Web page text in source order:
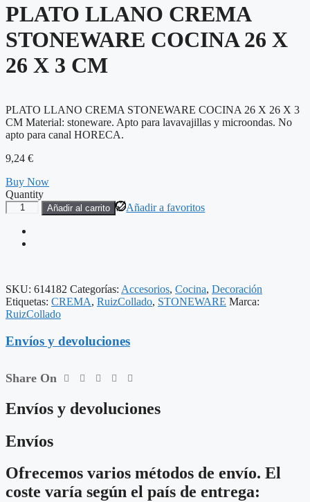
PLATO LLANO CREMA
STONEWARE COCINA 26 X
26 X 3 CM
PLATO LLANO CREMA STONEWARE COCINA 26 X 26 X 3
CM Material: stoneware. Apto para lavavajillas y microondas. No
apto para canal HORECA.
9,24 €
Buy Now
Quantity
PLATO
LLANO
CREMA
STONEWARE
26
X
3
cantidad
Añadir a favoritos
Añadir al carrito
SKU: 614182 Categorías: Accesorios, Cocina, Decoración
Etiquetas: CREMA, RuizCollado, STONEWARE Marca:
RuizCollado
Envíos y devoluciones
Share On
Envíos y devoluciones
Envíos
Ofrecemos varios métodos de envío. El
coste varía según el país de entrega: